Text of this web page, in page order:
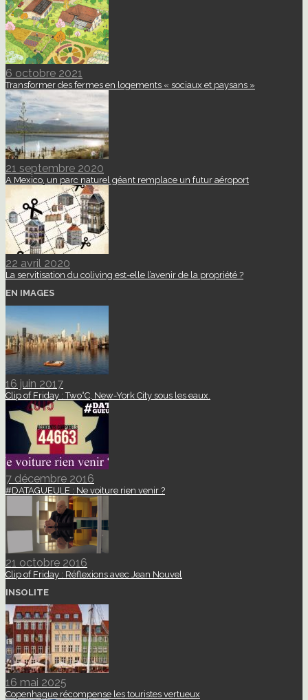
6 octobre 2021
Transformer des fermes en logements « sociaux et paysans »
21 septembre 2020
A Mexico, un parc naturel géant remplace un futur aéroport
22 avril 2020
La servitisation du coliving est-elle l’avenir de la propriété ?
EN IMAGES
16 juin 2017
Clip of Friday : Two°C, New-York City sous les eaux.
7 décembre 2016
#DATAGUEULE : Ne voiture rien venir ?
21 octobre 2016
Clip of Friday : Réflexions avec Jean Nouvel
INSOLITE
16 mai 2025
Copenhague récompense les touristes vertueux